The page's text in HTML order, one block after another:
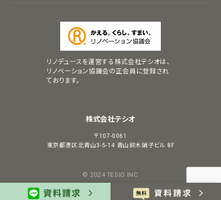
リノデュースを運営する株式会社テシオは、
リノベーション協議会の正会員に登録され
ております。
株式会社テシオ
〒107-0061
東京都港区北青山3-5-14 青山鈴木硝子ビル 8F
© 2024 TESIO INC